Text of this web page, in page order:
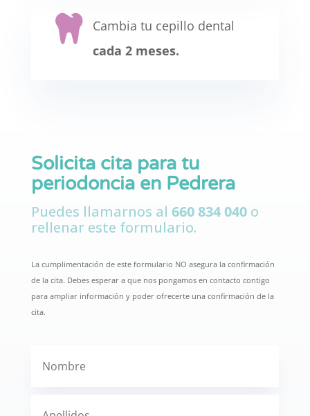

Cambia tu cepillo dental
cada 2 meses.
Solicita cita para tu
periodoncia en Pedrera
Puedes llamarnos al 660 834 040o
rellenar este formulario.
La cumplimentación de este formulario NO asegura la confirmación
de la cita. Debes esperar a que nos pongamos en contacto contigo
para ampliar información y poder ofrecerte una confirmación de la
cita.